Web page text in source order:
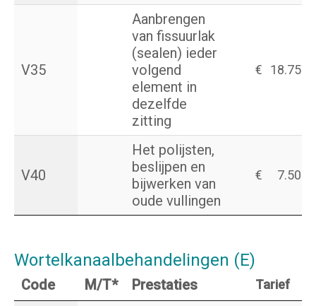
V35
Aanbrengen
van fissuurlak
(sealen) ieder
volgend
element in
dezelfde
zitting
€ 18.75
V40
Het polijsten,
beslijpen en
bijwerken van
oude vullingen
€ 7.50
Wortelkanaalbehandelingen (E)
Code M/T* Prestaties Tarief